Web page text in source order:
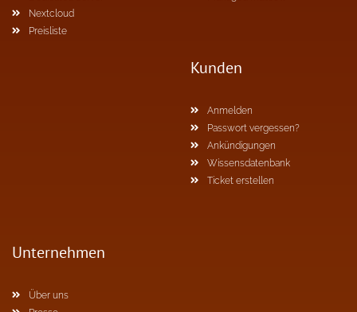
Nextcloud
Preisliste
Kunden
Anmelden
Passwort vergessen?
Ankündigungen
Wissensdatenbank
Ticket erstellen
Unternehmen
Über uns